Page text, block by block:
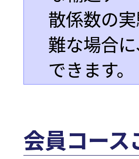
散係数の
難な場合
できます。
会員コース